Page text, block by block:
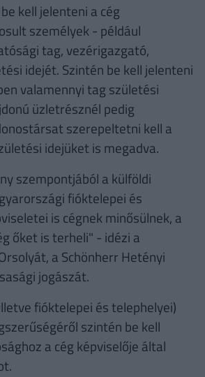
kell jelenteni a cég
személyek - például
tag, vezérigazgató,
idejét. Szintén be kell jelenteni
valamennyi tag születési
üzletrésznél pedig
szerepeltetni kell a
idejüket is megadva.
szempontjából a külföldi
fióktelepei és
is cégnek minősülnek, a
őket is terheli" - idézi a
a Schönherr Hetényi
jogászát.
fióktelepei és telephelyei)
szintén be kell
a cég képviselője által